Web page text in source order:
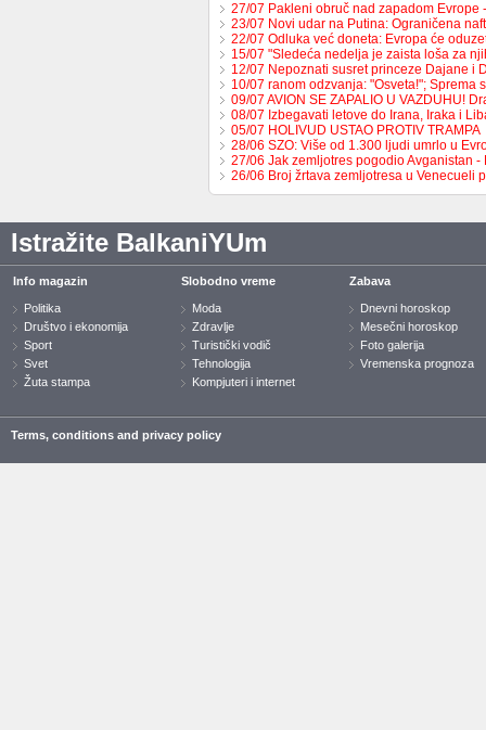
27/07 Pakleni obruč nad zapadom Evrope
23/07 Novi udar na Putina: Ograničena
22/07 Odluka već doneta: Evropa će
15/07 "Sledeća nedelja je zaista loša za
12/07 Nepoznati susret princeze Dajane i
10/07 ranom odzvanja: "Osveta!"; Sprema
09/07 AVION SE ZAPALIO U VAZDUHU!
08/07 Izbegavati letove do Irana, Iraka i
05/07 HOLIVUD USTAO PROTIV TRAMPA
28/06 SZO: Više od 1.300 ljudi umrlo u
27/06 Jak zemljotres pogodio Avganistan
26/06 Broj žrtava zemljotresa u Venecueli
Istražite BalkaniYUm
Info magazin
Politika
Društvo i ekonomija
Sport
Svet
Žuta stampa
Slobodno vreme
Moda
Zdravlje
Turistički vodič
Tehnologija
Kompjuteri i internet
Zabava
Dnevni horoskop
Mesečni horoskop
Foto galerija
Vremenska prognoza
Terms, conditions and privacy policy